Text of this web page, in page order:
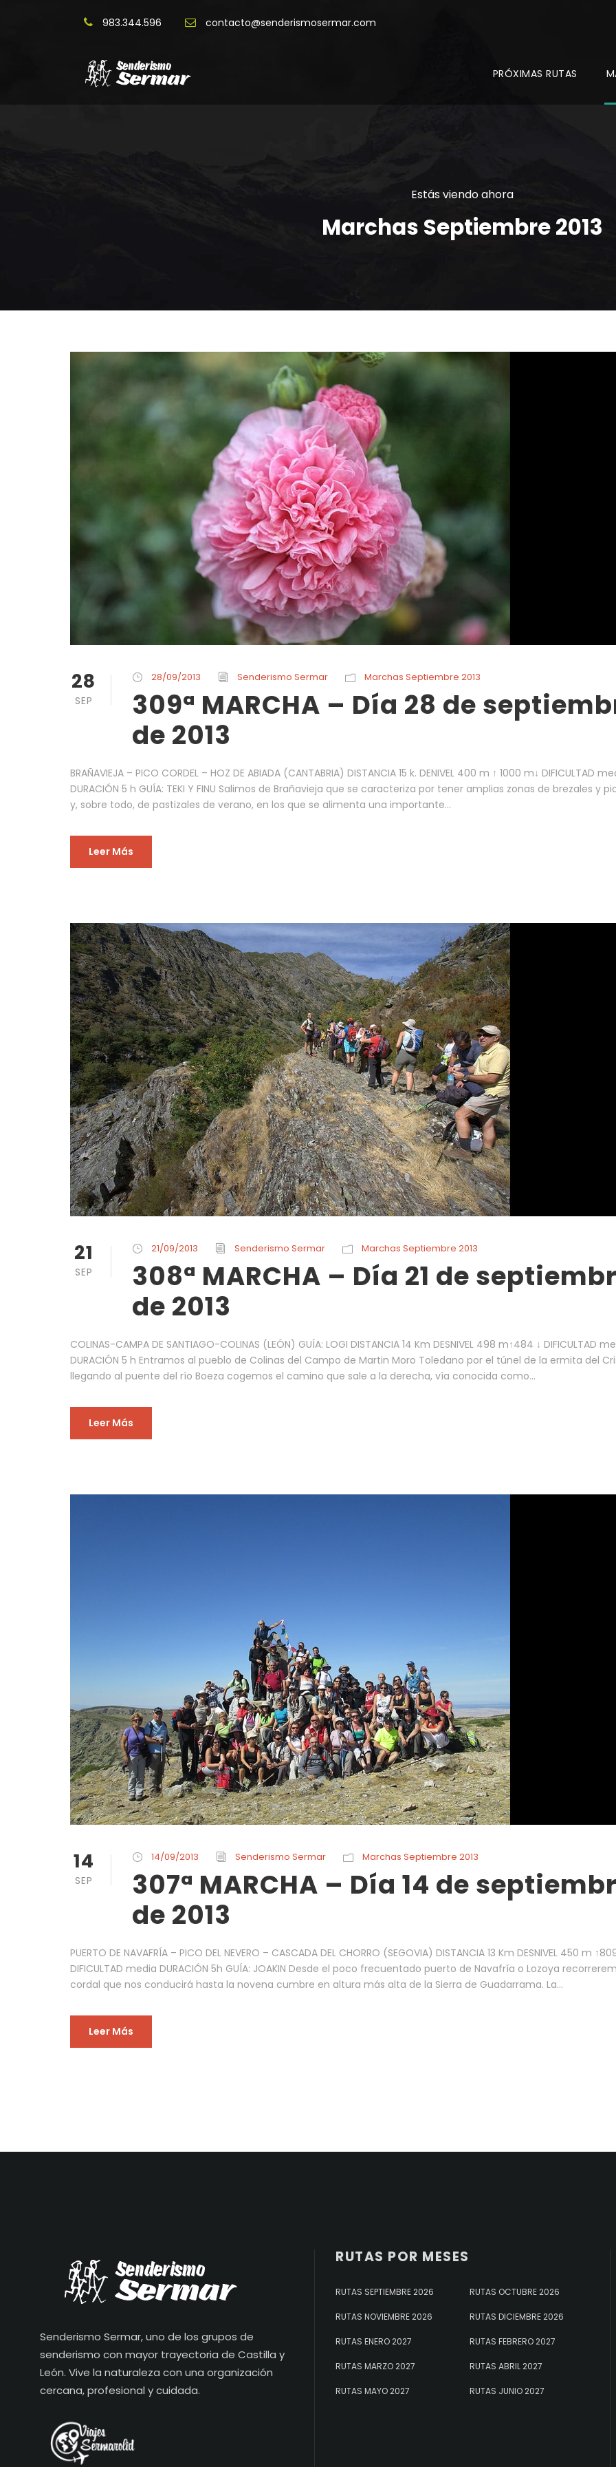
983.344.596 contacto@senderismosermar.com
PRÓXIMAS RUTAS
Estás viendo ahora
Marchas Septiembre 2013
28
SEP
28/09/2013 Senderismo Sermar Marchas Septiembre 2013
309ª MARCHA – Día 28 de
de 2013
BRAÑAVIEJA – PICO CORDEL – HOZ DE ABIADA (CANTABRIA) DISTANCIA 15 k. DENIVEL 400 m ↑ 1000 m↓ DIFICULTAD
DURACIÓN 5 h GUÍA: TEKI Y FINU Salimos de Brañavieja que se caracteriza por tener amplias zonas de brezales y
y, sobre todo, de pastizales de verano, en los que se alimenta una importante...
Leer Más
21
SEP
21/09/2013 Senderismo Sermar Marchas Septiembre 2013
308ª MARCHA – Día 21 de
de 2013
COLINAS-CAMPA DE SANTIAGO-COLINAS (LEÓN) GUÍA: LOGI DISTANCIA 14 Km DESNIVEL 498 m↑484 ↓ DIFICULTAD
DURACIÓN 5 h Entramos al pueblo de Colinas del Campo de Martin Moro Toledano por el túnel de la ermita del
llegando al puente del río Boeza cogemos el camino que sale a la derecha, vía conocida como...
Leer Más
14
SEP
14/09/2013 Senderismo Sermar Marchas Septiembre 2013
307ª MARCHA – Día 14 de
de 2013
PUERTO DE NAVAFRÍA – PICO DEL NEVERO – CASCADA DEL CHORRO (SEGOVIA) DISTANCIA 13 Km DESNIVEL 450 m
DIFICULTAD media DURACIÓN 5h GUÍA: JOAKIN Desde el poco frecuentado puerto de Navafría o Lozoya
cordal que nos conducirá hasta la novena cumbre en altura más alta de la Sierra de Guadarrama. La...
Leer Más
Senderismo Sermar, uno de los grupos de
senderismo con mayor trayectoria de Castilla y
León. Vive la naturaleza con una organización
cercana, profesional y cuidada.
RUTAS POR MESES
RUTAS SEPTIEMBRE 2026 RUTAS OCTUBRE 2026
RUTAS NOVIEMBRE 2026 RUTAS DICIEMBRE 2026
RUTAS ENERO 2027 RUTAS FEBRERO 2027
RUTAS MARZO 2027 RUTAS ABRIL 2027
RUTAS MAYO 2027 RUTAS JUNIO 2027